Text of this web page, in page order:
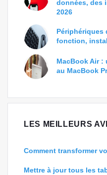
données, des
2026
Périphériques
fonction,
MacBook Air :
au MacBook
LES MEILLEURS
Comment transformer
Mettre à jour tous les